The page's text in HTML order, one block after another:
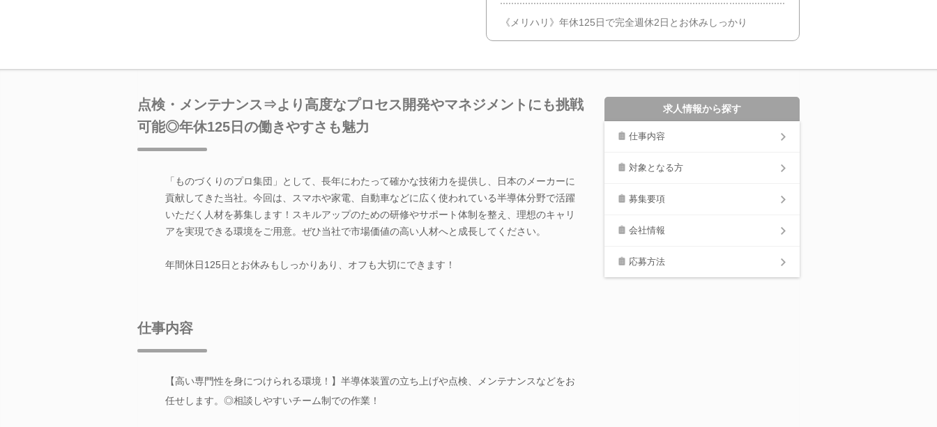
《メリハリ》年休125日で完全週休2日とお休みしっかり
点検・メンテナンス⇒より高度なプロセス開発やマネジメントにも挑戦
可能◎年休125日の働きやすさも魅力
「ものづくりのプロ集団」として、長年にわたって確かな技術力を提供し、日本のメーカーに
貢献してきた当社。今回は、スマホや家電、自動車などに広く使われている半導体分野で活躍
いただく人材を募集します！スキルアップのための研修やサポート体制を整え、理想のキャリ
アを実現できる環境をご用意。ぜひ当社で市場価値の高い人材へと成長してください。
年間休日125日とお休みもしっかりあり、オフも大切にできます！
仕事内容
【高い専門性を身につけられる環境！】半導体装置の立ち上げや点検、メンテナンスなどをお
任せします。◎相談しやすいチーム制での作業！
求人情報から探す
仕事内容
対象となる方
募集要項
会社情報
応募方法